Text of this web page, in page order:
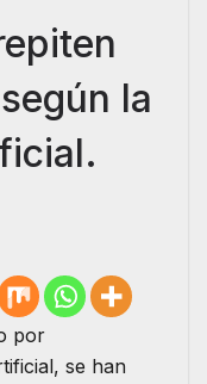
la
por
se han